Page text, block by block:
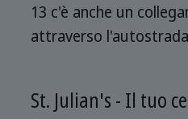
13 c'è anche un
attraverso
St. Julian's - Il tuo